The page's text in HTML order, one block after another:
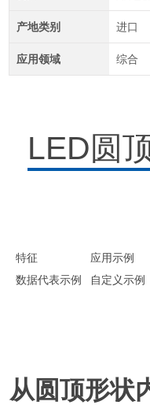
产地类别 进口
应用领域 综合
LED圆
特征 应用示例
数据代表示例
自定义示例
从圆顶形状